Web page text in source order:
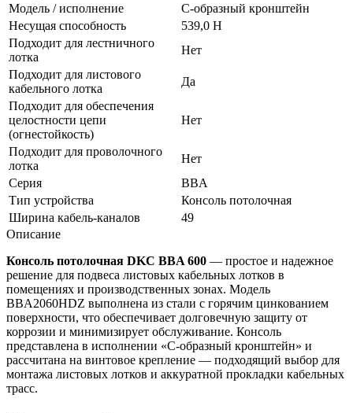
Модель / исполнение
С-образный кронштейн
Несущая способность
539,0 Н
Подходит для лестничного
лотка
Нет
Подходит для листового
кабельного лотка
Да
Подходит для обеспечения
целостности цепи
(огнестойкость)
Нет
Подходит для проволочного
лотка
Нет
Серия
BBA
Тип устройства
Консоль потолочная
Ширина кабель-каналов
49
Описание
Консоль потолочная DKC BBA 600 — простое и надежное
решение для подвеса листовых кабельных лотков в
помещениях и производственных зонах. Модель
BBA2060HDZ выполнена из стали с горячим цинкованием
поверхности, что обеспечивает долговечную защиту от
коррозии и минимизирует обслуживание. Консоль
представлена в исполнении «С-образный кронштейн» и
рассчитана на винтовое крепление — подходящий выбор для
монтажа листовых лотков и аккуратной прокладки кабельных
трасс.